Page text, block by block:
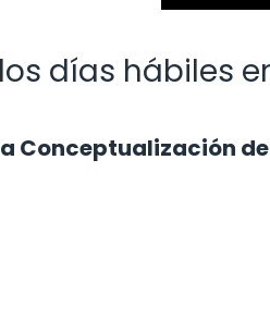
días hábiles
Conceptualización